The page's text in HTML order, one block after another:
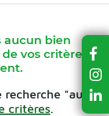
aucun bien
vos critères
"aux
critères.